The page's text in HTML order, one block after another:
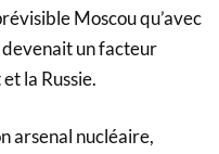
Moscou qu’avec
devenait un facteur
la Russie.
arsenal nucléaire,